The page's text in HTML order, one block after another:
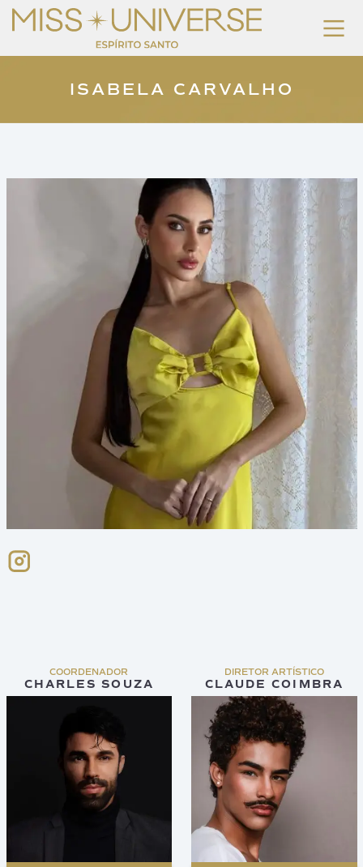
ISABELA CARVALHO
COORDENADOR
CHARLES SOUZA
DIRETOR ARTÍSTICO
CLAUDE COIMBRA